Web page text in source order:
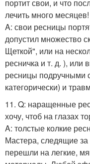
портит свои, и что
лечить много месяцев!
A: свои ресницы
допустил множество
Щеткой", или на
ресничка и т. д. ), или
ресницы подручными
категорически) и
11. Q: наращенные
хочу, чтоб на глазах
A: толстые колкие
Мастера, следящие
перешли на легкие,